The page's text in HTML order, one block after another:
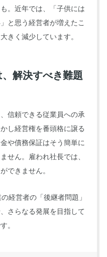
。近年では、「子供には
と思う経営者が増えたこ
きく減少しています。
解決すべき難題
信頼できる従業員への承
し経営権を番頭格に譲る
や債務保証はそう簡単に
せん。雇われ社長では、
できません。
経営者の「後継者問題」
さらなる発展を目指して
。